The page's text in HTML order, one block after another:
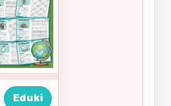
Eduki